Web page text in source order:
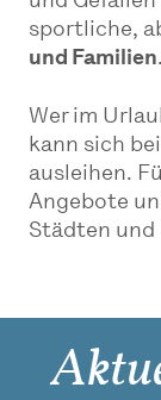
sportliche,
und Familien.
Wer im
kann sich
ausleihen.
Angebote
Städten und